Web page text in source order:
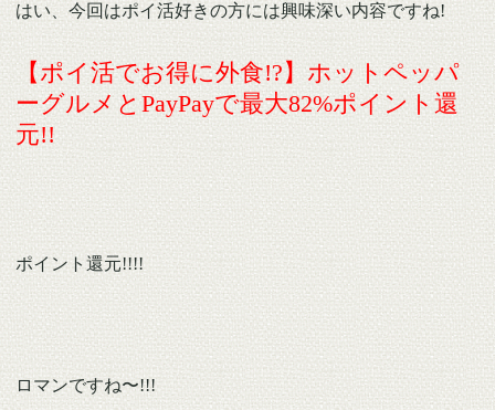
はい、今回はポイ活好きの方には興味深い内容ですね!
【ポイ活でお得に外食!?】ホットペッパ
ーグルメとPayPayで最大82%ポイント還
元!!
ポイント還元!!!!
ロマンですね〜!!!